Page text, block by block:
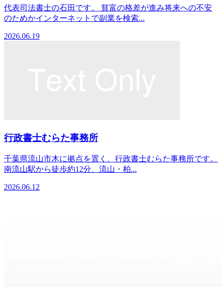
代表司法書士の石田です。 貧富の格差が進み将来への不安
のためかインターネットで副業を検索...
2026.06.19
行政書士むらた事務所
千葉県流山市木に拠点を置く、行政書士むらた事務所です。
南流山駅から徒歩約12分、流山・柏...
2026.06.12